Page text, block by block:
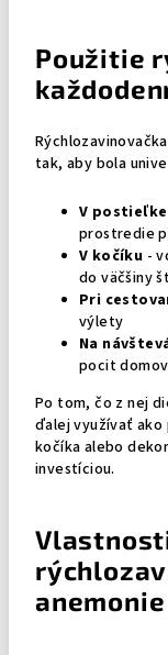
Použitie
tak, aby bola
V postieľke
prostredie
V kočíku -
do väčšiny
Pri
výlety
Na
pocit
Po tom, čo z nej
ďalej využívať
kočíka alebo
investíciou.
anemonie